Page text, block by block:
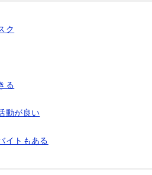
ク
る
動が良い
イトもある